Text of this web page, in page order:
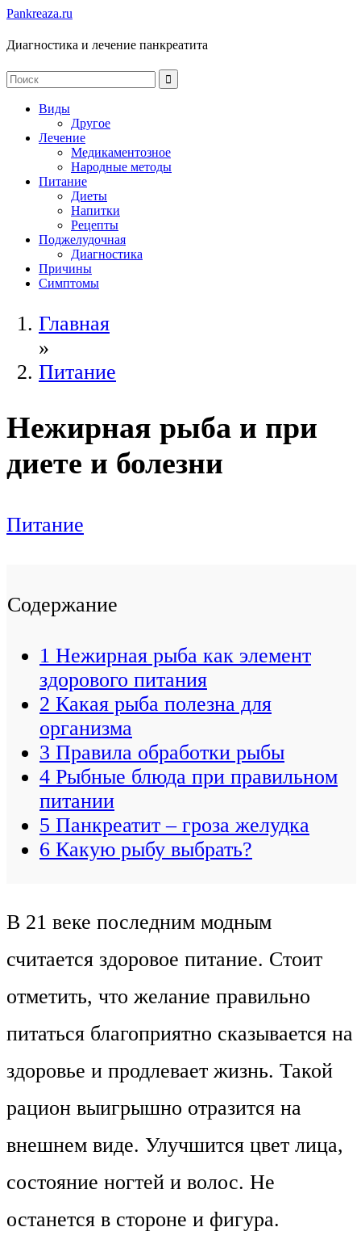
Pankreaza.ru
Диагностика и лечение панкреатита
Виды
Другое
Лечение
Медикаментозное
Народные методы
Питание
Диеты
Напитки
Рецепты
Поджелудочная
Диагностика
Причины
Симптомы
Главная
»
Питание
Нежирная рыба и при
диете и болезни
Питание
Содержание
1 Нежирная рыба как элемент
здорового питания
2 Какая рыба полезна для
организма
3 Правила обработки рыбы
4 Рыбные блюда при правильном
питании
5 Панкреатит – гроза желудка
6 Какую рыбу выбрать?
В 21 веке последним модным
считается здоровое питание. Стоит
отметить, что желание правильно
питаться благоприятно сказывается на
здоровье и продлевает жизнь. Такой
рацион выигрышно отразится на
внешнем виде. Улучшится цвет лица,
состояние ногтей и волос. Не
останется в стороне и фигура.